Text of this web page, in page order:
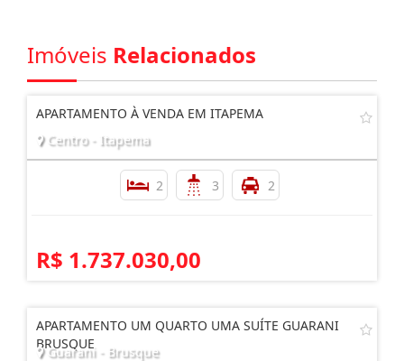
Imóveis Relacionados
APARTAMENTO À VENDA EM ITAPEMA
Centro - Itapema
2 3 2
R$ 1.737.030,00
APARTAMENTO UM QUARTO UMA SUÍTE GUARANI
BRUSQUE
Guarani - Brusque